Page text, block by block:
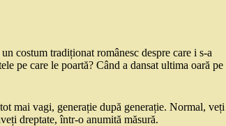
costum tradiționat românesc despre care i s-a
pe care le poartă? Când a dansat ultima oară pe
mai vagi, generație după generație. Normal, veți
dreptate, într-o anumită măsură.